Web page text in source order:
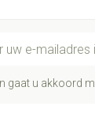
gaat u akkoord